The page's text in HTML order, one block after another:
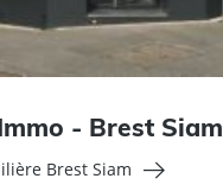
- Brest Siam
Brest Siam